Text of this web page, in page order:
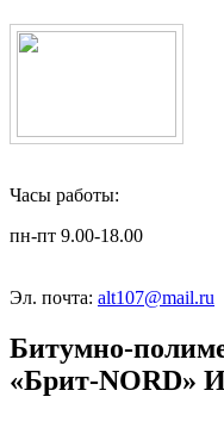
Часы работы:
пн-пт 9.00-18.00
Эл. почта: alt107@mail.ru
Битумно-
«Брит-